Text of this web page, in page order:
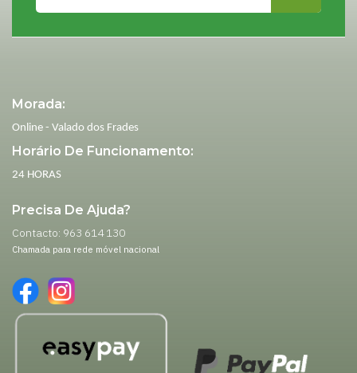
Morada:
Online - Valado dos Frades
Horário De Funcionamento:
24 HORAS
Precisa De Ajuda?
Contacto: 963 614 130
Chamada para rede móvel nacional